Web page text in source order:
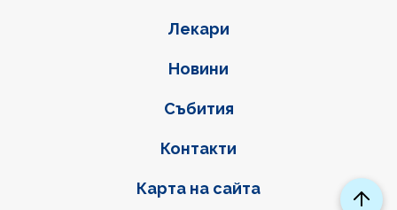
Фуутер навигация
Лекари
Новини
Събития
Контакти
Карта на сайта